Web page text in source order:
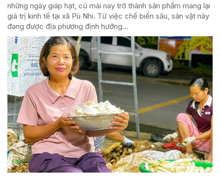
những ngày giáp hạt, củ mài nay trở thành sản phẩm mang lại
giá trị kinh tế tại xã Pù Nhi. Từ việc chế biến sâu, sản vật này
đang được địa phương định hướng...